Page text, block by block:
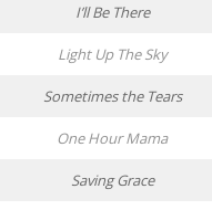
I’ll Be There
Light Up The Sky
Sometimes the Tears
One Hour Mama
Saving Grace